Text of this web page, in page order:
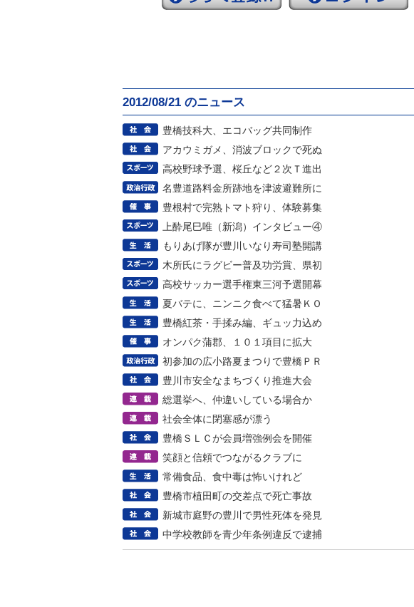
2012/08/21 のニュース
豊橋技科大、エコバッグ共同制作
アカウミガメ、消波ブロックで死ぬ
高校野球予選、桜丘など２次Ｔ進出
名豊道路料金所跡地を津波避難所に
豊根村で完熟トマト狩り、体験募集
上酔尾巳唯（新潟）インタビュー④
もりあげ隊が豊川いなり寿司塾開講
木所氏にラグビー普及功労賞、県初
高校サッカー選手権東三河予選開幕
夏バテに、ニンニク食べて猛暑ＫＯ
豊橋紅茶・手揉み編、ギュッ力込め
オンパク蒲郡、１０１項目に拡大
初参加の広小路夏まつりで豊橋ＰＲ
豊川市安全なまちづくり推進大会
総選挙へ、仲違いしている場合か
社会全体に閉塞感が漂う
豊橋ＳＬＣが会員増強例会を開催
笑顔と信頼でつながるクラブに
常備食品、食中毒は怖いけれど
豊橋市植田町の交差点で死亡事故
新城市庭野の豊川で男性死体を発見
中学校教師を青少年条例違反で逮捕